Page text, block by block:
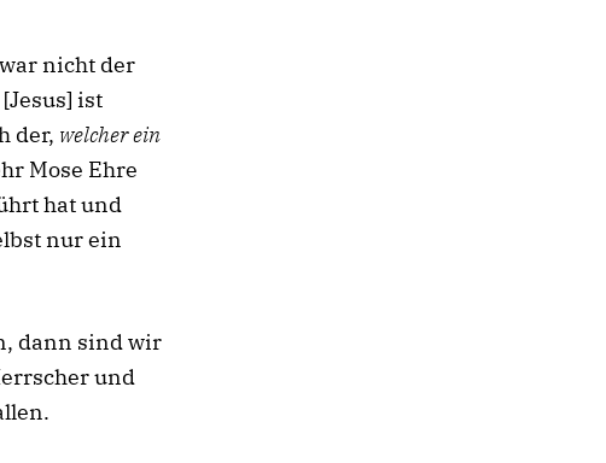
nicht der
ist
der, welcher ein
Mose Ehre
hat und
nur ein
dann sind wir
und